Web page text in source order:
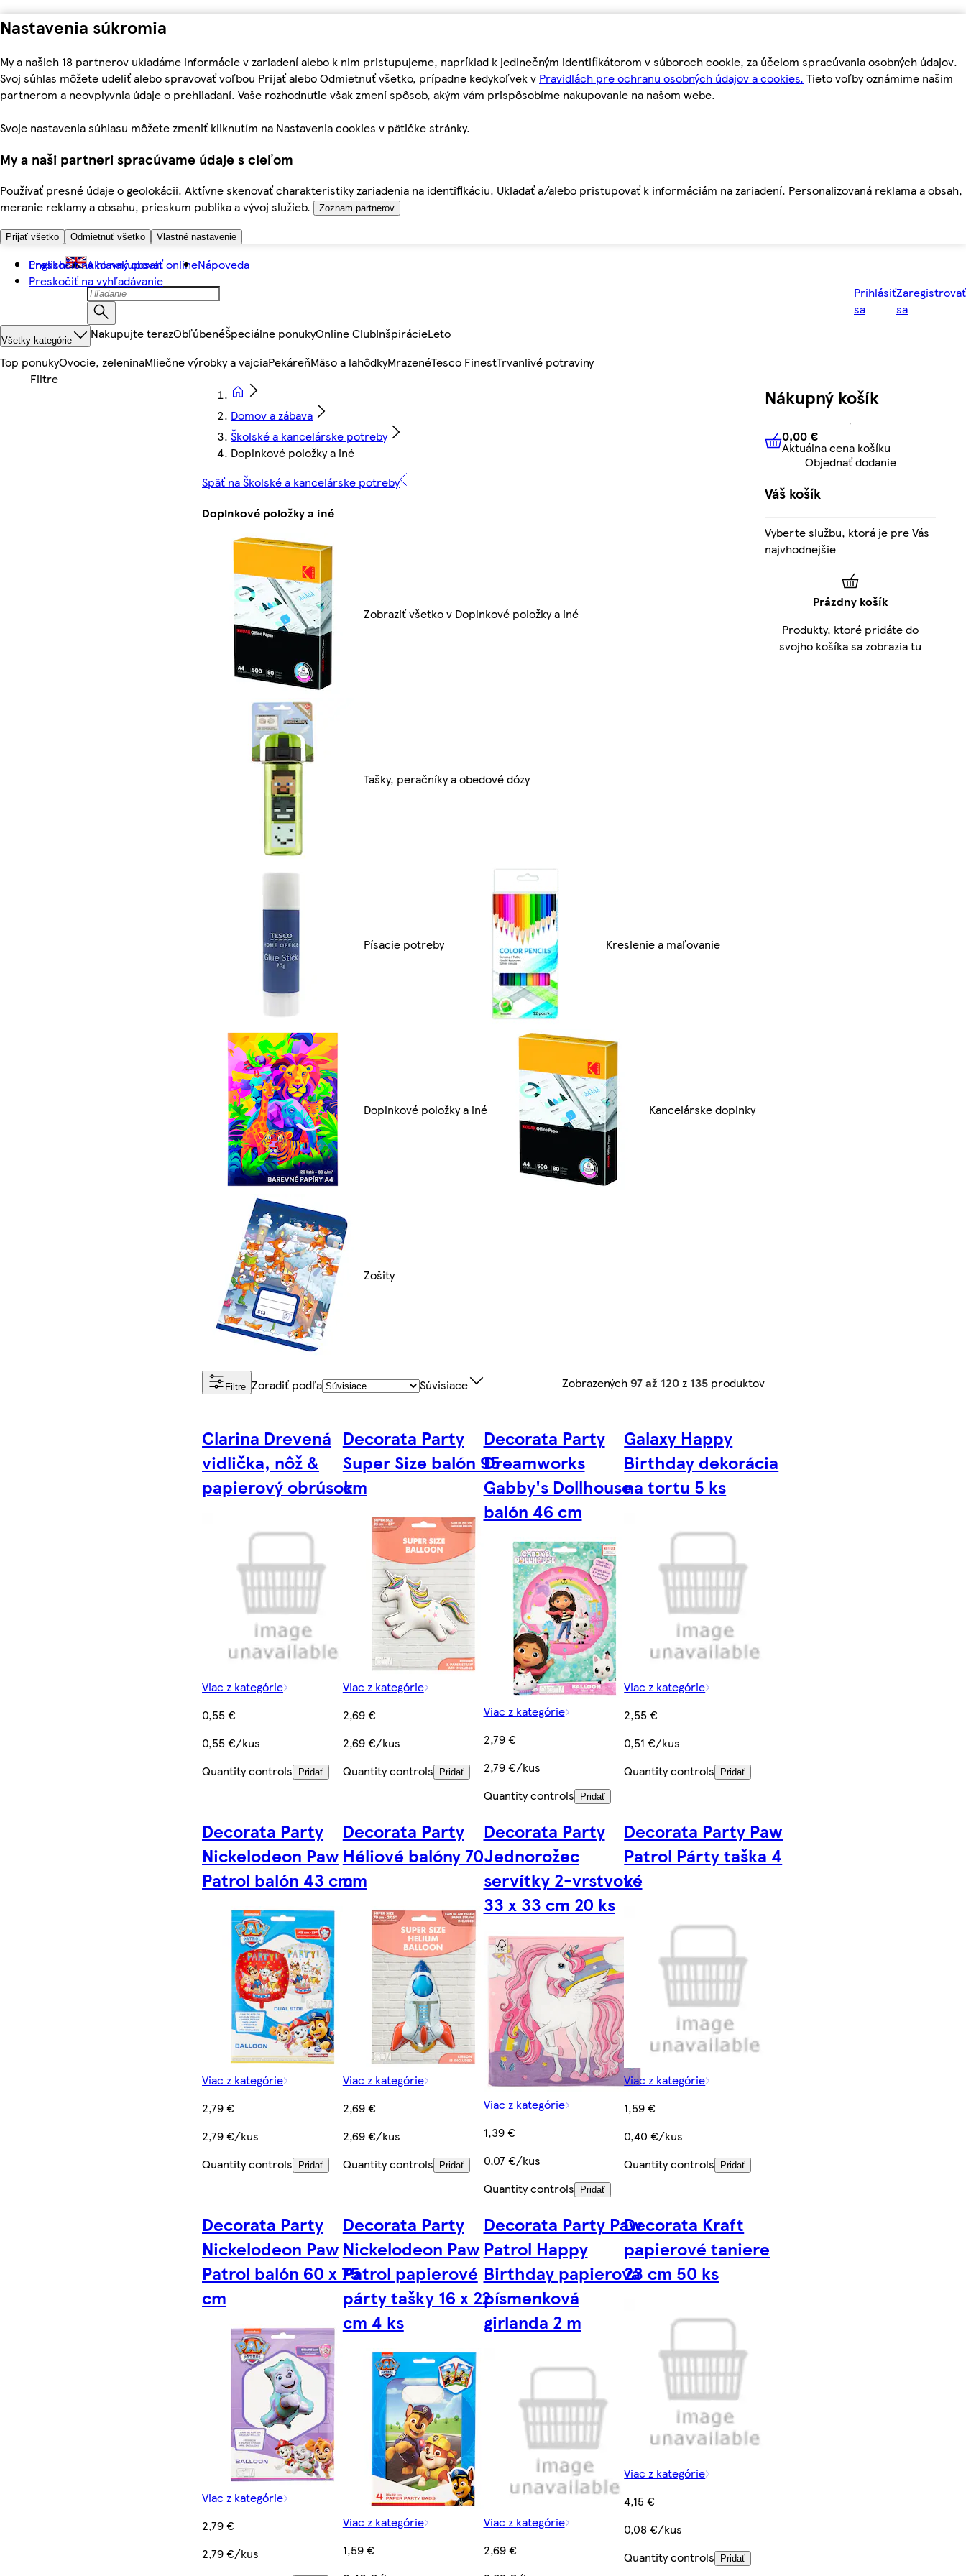
Nastavenia súkromia
My a našich 18 partnerov ukladáme informácie v zariadení alebo k nim pristupujeme, napríklad k jedinečným identifikátorom v súboroch cookie, za účelom spracúvania osobných údajov.
Svoj súhlas môžete udeliť alebo spravovať voľbou Prijať alebo Odmietnuť všetko, prípadne kedykoľvek v Pravidlách pre ochranu osobných údajov a cookies. Tieto voľby oznámime našim
partnerom a neovplyvnia údaje o prehliadaní. Vaše rozhodnutie však zmení spôsob, akým vám prispôsobíme nakupovanie na našom webe.
Svoje nastavenia súhlasu môžete zmeniť kliknutím na Nastavenia cookies v pätičke stránky.
My a naši partneri spracúvame údaje s cieľom
Používať presné údaje o geolokácii. Aktívne skenovať charakteristiky zariadenia na identifikáciu. Ukladať a/alebo pristupovať k informáciám na zariadení. Personalizovaná reklama a obsah,
meranie reklamy a obsahu, prieskum publika a vývoj služieb.
Zoznam partnerov
Prijať všetko Odmietnuť všetko Vlastné nastavenie
Preskočiť na hlavný obsah
Preskočiť na vyhľadávanie
English Ako nakupovať onlineNápoveda
Prihlásiť
sa
Zaregistrovať
sa
Všetky kategórie Nakupujte terazObľúbenéŠpeciálne ponukyOnline ClubInšpirácieLeto
Top ponukyOvocie, zeleninaMliečne výrobky a vajciaPekáreňMäso a lahôdkyMrazenéTesco FinestTrvanlivé potraviny
Domov a zábava
Školské a kancelárske potreby
Doplnkové položky a iné
Späť na Školské a kancelárske potreby
Doplnkové položky a iné
Zobraziť všetko v Doplnkové položky a iné
Tašky, peračníky a obedové dózy
Písacie potreby Kreslenie a maľovanie
Doplnkové položky a iné Kancelárske doplnky
Zošity
Filtre Zoradiť podľa Súvisiace Zobrazených97 až 120z 135 produktov
Clarina Drevená
vidlička, nôž &
papierový obrúsok
Viac z kategórie
0,55 €
0,55 €/kus
Quantity controls
Pridať
Decorata Party
Super Size balón 95
cm
Viac z kategórie
2,69 €
2,69 €/kus
Quantity controls
Pridať
Decorata Party
Dreamworks
Gabby's Dollhouse
balón 46 cm
Viac z kategórie
2,79 €
2,79 €/kus
Quantity controls
Pridať
Galaxy Happy
Birthday dekorácia
na tortu 5 ks
Viac z kategórie
2,55 €
0,51 €/kus
Quantity controls
Pridať
Decorata Party
Nickelodeon Paw
Patrol balón 43 cm
Viac z kategórie
2,79 €
2,79 €/kus
Quantity controls
Pridať
Decorata Party
Héliové balóny 70
cm
Viac z kategórie
2,69 €
2,69 €/kus
Quantity controls
Pridať
Decorata Party
Jednorožec
servítky 2-vrstvové
33 x 33 cm 20 ks
Viac z kategórie
1,39 €
0,07 €/kus
Quantity controls
Pridať
Decorata Party Paw
Patrol Párty taška 4
ks
Viac z kategórie
1,59 €
0,40 €/kus
Quantity controls
Pridať
Decorata Party
Nickelodeon Paw
Patrol balón 60 x 75
cm
Viac z kategórie
2,79 €
2,79 €/kus
Decorata Party
Nickelodeon Paw
Patrol papierové
párty tašky 16 x 22
cm 4 ks
Viac z kategórie
1,59 €
Decorata Party Paw
Patrol Happy
Birthday papierová
písmenková
girlanda 2 m
Viac z kategórie
2,69 €
Decorata Kraft
papierové taniere
23 cm 50 ks
Viac z kategórie
4,15 €
0,08 €/kus
Quantity controls Pridať
Nákupný košík
0,00 € Aktuálna cena košíku
0,00 €
Aktuálna cena košíku
Objednať dodanie
Váš košík
Vyberte službu, ktorá je pre Vás
najvhodnejšie
Prázdny košík
Produkty, ktoré pridáte do
svojho košíka sa zobrazia tu